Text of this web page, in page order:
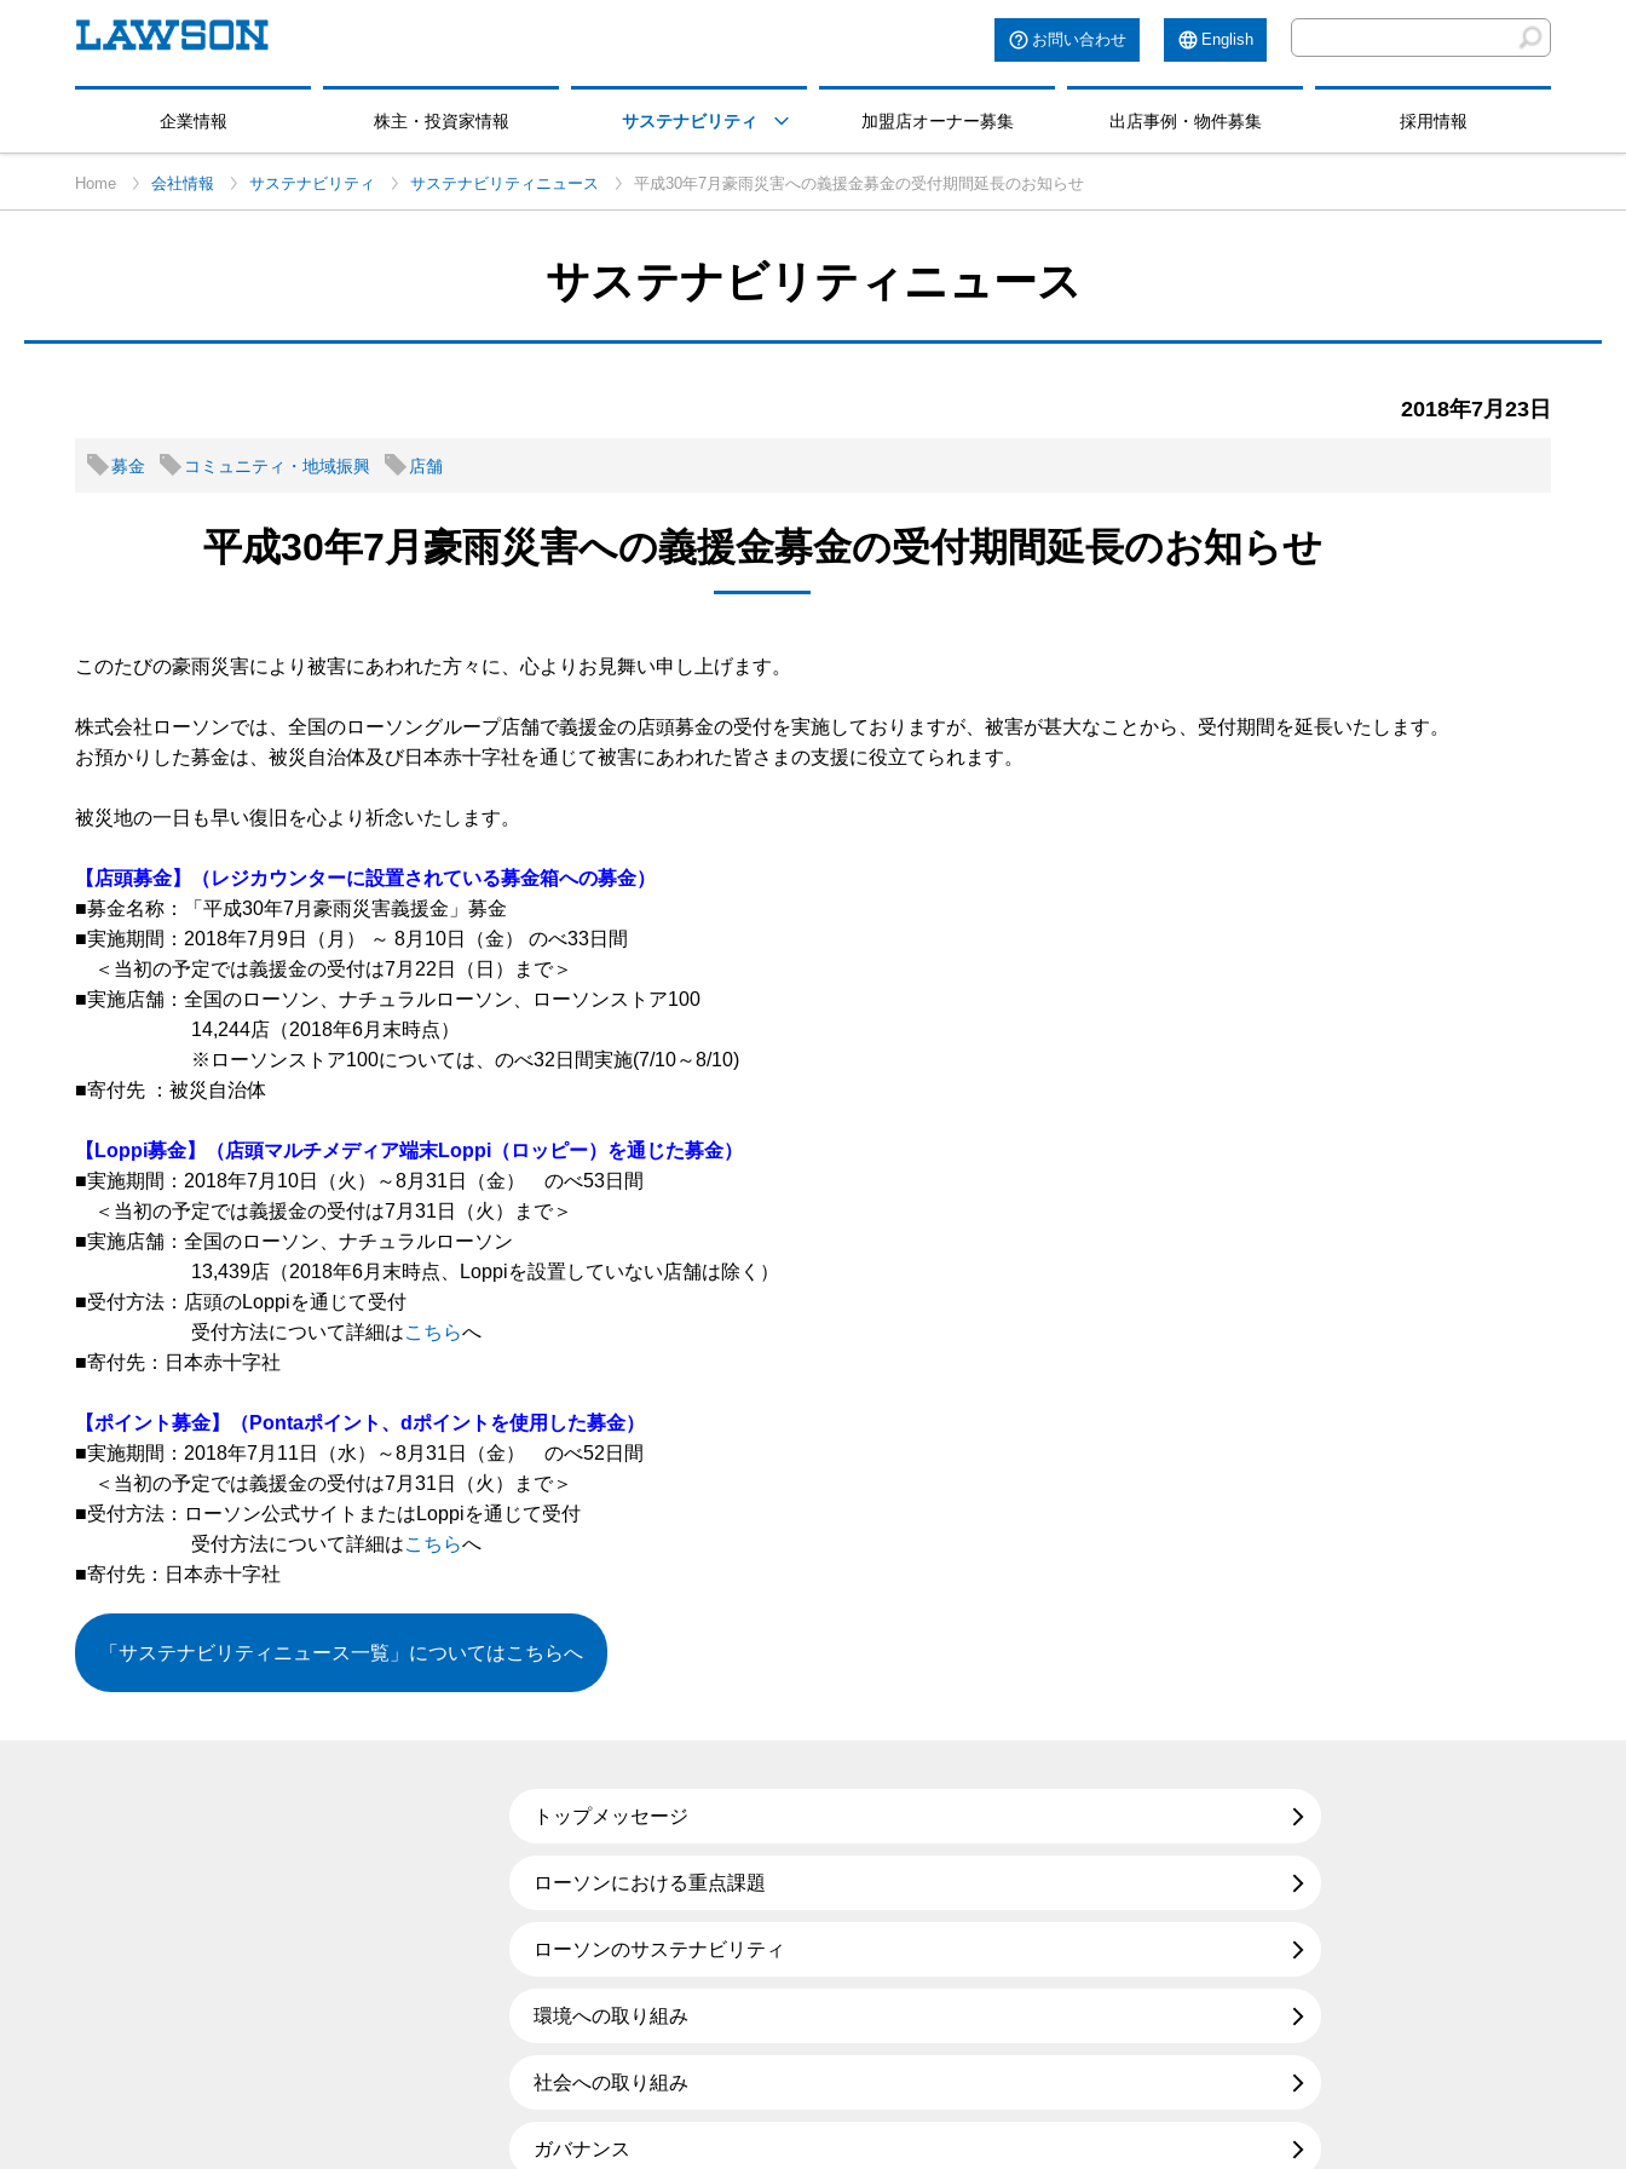
お問い合わせ English
企業情報 株主・投資家情報 サステナビリティ  加盟店オーナー募集 出店事例・物件募集 採用情報
Home 会社情報 サステナビリティ サステナビリティニュース 平成30年7月豪雨災害への義援金募金の受付期間延長のお知らせ
サステナビリティニュース
2018年7月23日
募金 コミュニティ・地域振興 店舗
平成30年7月豪雨災害への義援金募金の受付期間延長のお知らせ
このたびの豪雨災害により被害にあわれた方々に、心よりお見舞い申し上げます。
株式会社ローソンでは、全国のローソングループ店舗で義援金の店頭募金の受付を実施しておりますが、被害が甚大なことから、受付期間を延長いたします。
お預かりした募金は、被災自治体及び日本赤十字社を通じて被害にあわれた皆さまの支援に役立てられます。
被災地の一日も早い復旧を心より祈念いたします。
【店頭募金】（レジカウンターに設置されている募金箱への募金）
■募金名称：「平成30年7月豪雨災害義援金」募金
■実施期間：2018年7月9日（月） ～ 8月10日（金） のべ33日間
＜当初の予定では義援金の受付は7月22日（日）まで＞
■実施店舗：全国のローソン、ナチュラルローソン、ローソンストア100
14,244店（2018年6月末時点）
※ローソンストア100については、のべ32日間実施(7/10～8/10)
■寄付先 ：被災自治体
【Loppi募金】（店頭マルチメディア端末Loppi（ロッピー）を通じた募金）
■実施期間：2018年7月10日（火）～8月31日（金） のべ53日間
＜当初の予定では義援金の受付は7月31日（火）まで＞
■実施店舗：全国のローソン、ナチュラルローソン
13,439店（2018年6月末時点、Loppiを設置していない店舗は除く）
■受付方法：店頭のLoppiを通じて受付
受付方法について詳細はこちらへ
■寄付先：日本赤十字社
【ポイント募金】（Pontaポイント、dポイントを使用した募金）
■実施期間：2018年7月11日（水）～8月31日（金） のべ52日間
＜当初の予定では義援金の受付は7月31日（火）まで＞
■受付方法：ローソン公式サイトまたはLoppiを通じて受付
受付方法について詳細はこちらへ
■寄付先：日本赤十字社
「サステナビリティニュース一覧」 についてはこちらへ
トップメッセージ
ローソンにおける重点課題
ローソンのサステナビリティ
環境への取り組み
社会への取り組み
ガバナンス